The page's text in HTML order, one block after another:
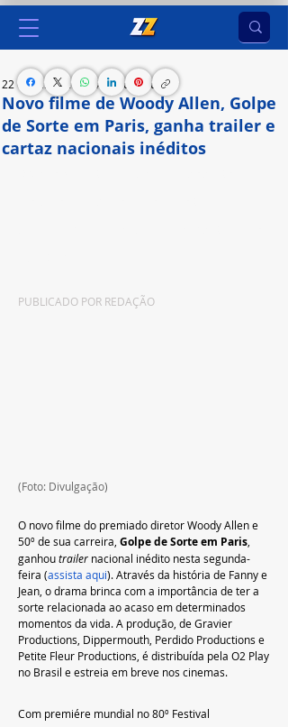
Novo filme de Woody Allen, Golpe
de Sorte em Paris, ganha trailer e
cartaz nacionais inéditos
22 de jul. de 2024 4 min de leitura
PUBLICADO POR REDAÇÃO
(Foto: Divulgação)
O novo filme do premiado diretor Woody Allen e
50º de sua carreira, Golpe de Sorte em Paris
ganhou trailer nacional inédito nesta segunda-
feira (assista aqui). Através da história de Fanny e
Jean, o drama brinca com a importância de ter a
sorte relacionada ao acaso em determinados
momentos da vida. A produção, de Gravier
Productions, Dippermouth, Perdido Productions e
Petite Fleur Productions, é distribuída pela O2 Play
no Brasil e estreia em breve nos cinemas.
Com premiére mundial no 80º Festival